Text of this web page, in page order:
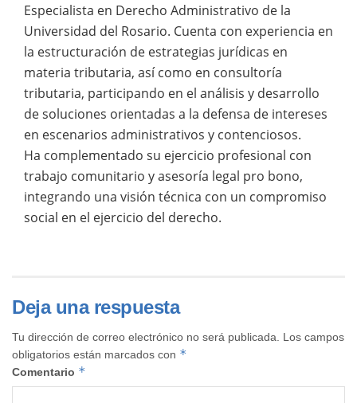
Especialista en Derecho Administrativo de la
Universidad del Rosario. Cuenta con experiencia en
la estructuración de estrategias jurídicas en
materia tributaria, así como en consultoría
tributaria, participando en el análisis y desarrollo
de soluciones orientadas a la defensa de intereses
en escenarios administrativos y contenciosos.
Ha complementado su ejercicio profesional con
trabajo comunitario y asesoría legal pro bono,
integrando una visión técnica con un compromiso
social en el ejercicio del derecho.
Deja una respuesta
Tu dirección de correo electrónico no será publicada.
Los campos
obligatorios están marcados con *
Comentario *